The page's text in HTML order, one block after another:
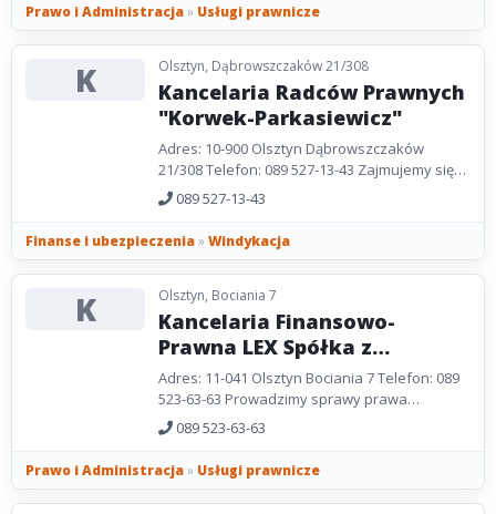
Prawo i Administracja» Usługi prawnicze
K Olsztyn, Dąbrowszczaków 21/308
Kancelaria Radców Prawnych
"Korwek-Parkasiewicz"
Adres: 10-900 Olsztyn Dąbrowszczaków
21/308 Telefon: 089 527-13-43 Zajmujemy się
windykacją wierzytelności Klienta, rejestracją
podmiotu...
089 527-13-43
Finanse i ubezpieczenia»Windykacja
K Olsztyn, Bociania 7
Kancelaria Finansowo-
Prawna LEX Spółka z
Ograniczoną
Odpowiedzialnością
Adres: 11-041 Olsztyn Bociania 7 Telefon: 089
523-63-63 Prowadzimy sprawy prawa
cywilnego, gospodarczego, pracy,
podatkowego i administracyjnego...
089 523-63-63
Prawo i Administracja» Usługi prawnicze